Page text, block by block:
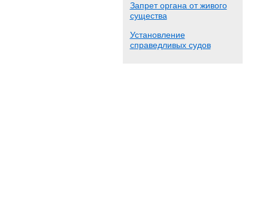
Запрет органа от живого
существа
Установление
справедливых судов